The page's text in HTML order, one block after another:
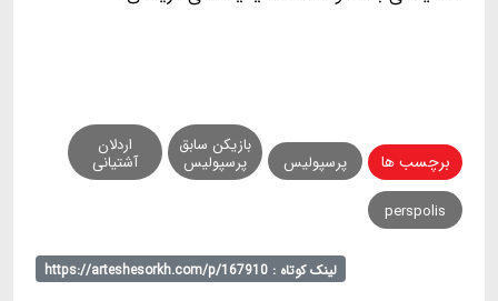
برچسب ها پرسپولیس
بازیکن سابق
پرسپولیس
اردلان
آشتیانی
perspolis
لینک کوتاه : https://arteshesorkh.com/p/167910